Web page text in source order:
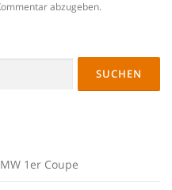
abzugeben.
1er Coupe